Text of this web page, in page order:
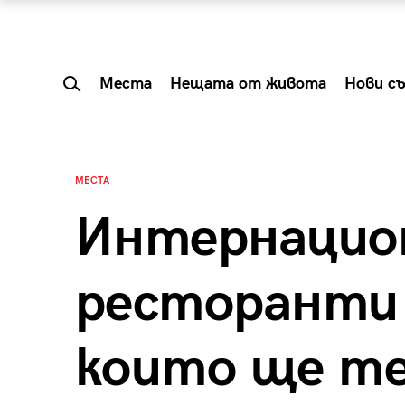
Места Нещата от живота Нови
МЕСТА
които ще
Summer Prelude: как